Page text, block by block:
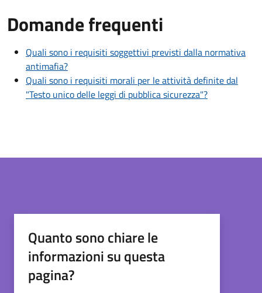
Domande frequenti
Quali sono i requisiti soggettivi previsti dalla normativa
antimafia?
Quali sono i requisiti morali per le attività definite dal
"Testo unico delle leggi di pubblica sicurezza"?
Quanto sono chiare le
informazioni su questa
pagina?